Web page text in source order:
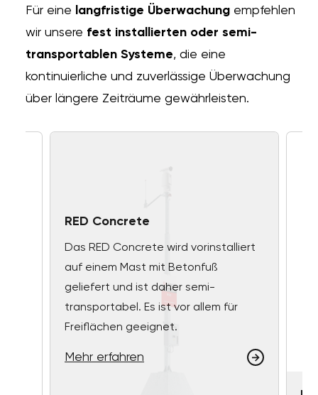
Für eine langfristige Überwachungempfehlen
wir unsere fest installierten oder semi-
transportablen Systeme, die eine
kontinuierliche und zuverlässige Überwachung
über längere Zeiträume gewährleisten.
RED Concrete
Das RED Concrete wird vorinstalliert
auf einem Mast mit Betonfuß
geliefert und ist daher semi-
transportabel. Es ist vor allem für
Freiflächen geeignet.
Mehr erfahren